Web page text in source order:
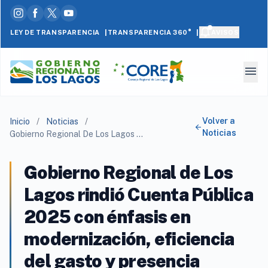
LEY DE TRANSPARENCIA | TRANSPARENCIA 360°
menu
Inicio / Noticias
/
Gobierno Regional De Los Lagos Rindió Cuenta Pública 2025 Con Énfasis En Modernización, Eficiencia Del Gasto Y Presencia Territorial
arrow_back
Volver a
Noticias
Gobierno Regional de Los
Lagos rindió Cuenta Pública
2025 con énfasis en
modernización, eficiencia
del gasto y presencia